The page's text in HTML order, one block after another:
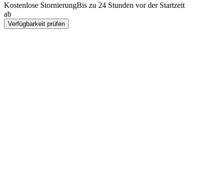
Kostenlose StornierungBis zu 24 Stunden vor der Startzeit
ab
Verfügbarkeit prüfen